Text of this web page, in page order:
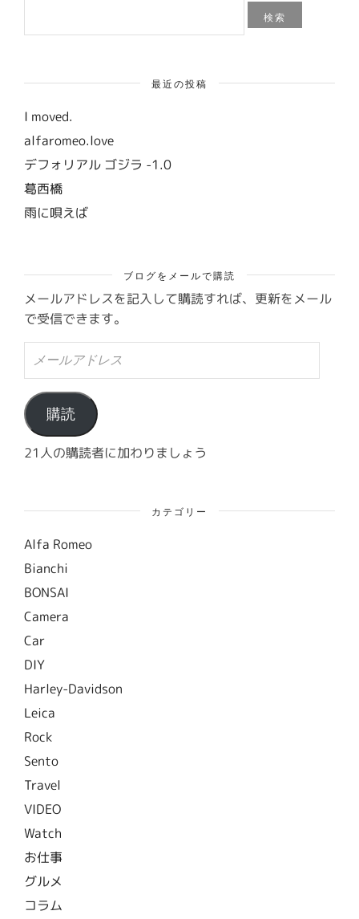
最近の投稿
I moved.
alfaromeo.love
デフォリアル ゴジラ -1.0
葛西橋
雨に唄えば
ブログをメールで購読
メールアドレスを記入して購読すれば、更新をメール
で受信できます。
ル
ア
ド
レ
ス
購読
21人の購読者に加わりましょう
カテゴリー
Alfa Romeo
Bianchi
BONSAI
Camera
Car
DIY
Harley-Davidson
Leica
Rock
Sento
Travel
VIDEO
Watch
お仕事
グルメ
コラム